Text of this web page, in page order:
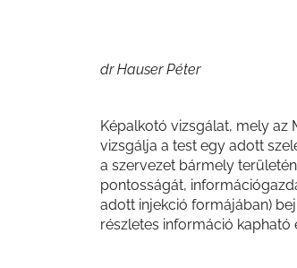
dr Hauser Péter
Képalkotó vizsgálat, mely az
vizsgálja a test egy adott
a szervezet bármely
pontosságát,
adott injekció formájában)
részletes információ